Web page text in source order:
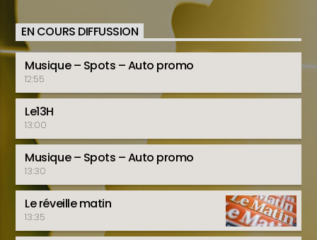
EN COURS DIFFUSSION
Musique – Spots – Auto promo
12:55
Le13H
13:00
Musique – Spots – Auto promo
13:30
Le réveille matin
13:35